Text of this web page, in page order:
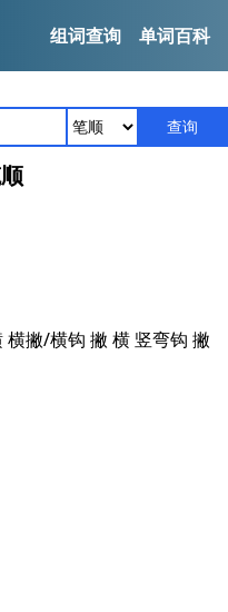
组词查询 单词百科
查询
撇/横钩 撇 横 竖弯钩 撇